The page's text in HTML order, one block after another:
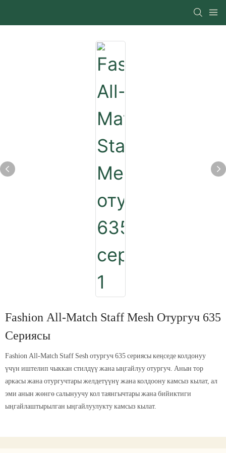
Fashion All-Match Staff Mesh Отургуч 635
Сериясы
Fashion All-Match Staff Sesh отургуч 635 сериясы кеңседе колдонуу
үчүн иштелип чыккан стилдүү жана ыңгайлуу отургуч. Анын тор
аркасы жана отургучтары желдетүүнү жана колдоону камсыз кылат, ал
эми анын жөнгө салынуучу кол таянгычтары жана бийиктиги
ыңгайлаштырылган ыңгайлуулукту камсыз кылат.